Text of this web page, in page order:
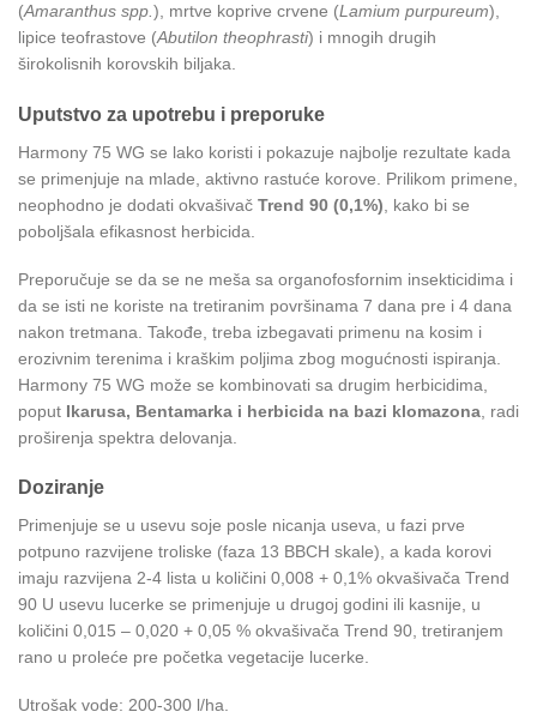
(Amaranthus spp.), mrtve koprive crvene (Lamium purpureum),
lipice teofrastove (Abutilon theophrasti) i mnogih drugih
širokolisnih korovskih biljaka.
Uputstvo za upotrebu i preporuke
Harmony 75 WG se lako koristi i pokazuje najbolje rezultate kada
se primenjuje na mlade, aktivno rastuće korove. Prilikom primene,
neophodno je dodati okvašivač Trend 90 (0,1%) , kako bi se
poboljšala efikasnost herbicida.
Preporučuje se da se ne meša sa organofosfornim insekticidima i
da se isti ne koriste na tretiranim površinama 7 dana pre i 4 dana
nakon tretmana. Takođe, treba izbegavati primenu na kosim i
erozivnim terenima i kraškim poljima zbog mogućnosti ispiranja.
Harmony 75 WG može se kombinovati sa drugim herbicidima,
poput Ikarusa, Bentamarka i herbicida na bazi klomazona , radi
proširenja spektra delovanja.
Doziranje
Primenjuje se u usevu soje posle nicanja useva, u fazi prve
potpuno razvijene troliske (faza 13 BBCH skale), a kada korovi
imaju razvijena 2-4 lista u količini 0,008 + 0,1% okvašivača Trend
90 U usevu lucerke se primenjuje u drugoj godini ili kasnije, u
količini 0,015 – 0,020 + 0,05 % okvašivača Trend 90, tretiranjem
rano u proleće pre početka vegetacije lucerke.
Utrošak vode: 200-300 l/ha.